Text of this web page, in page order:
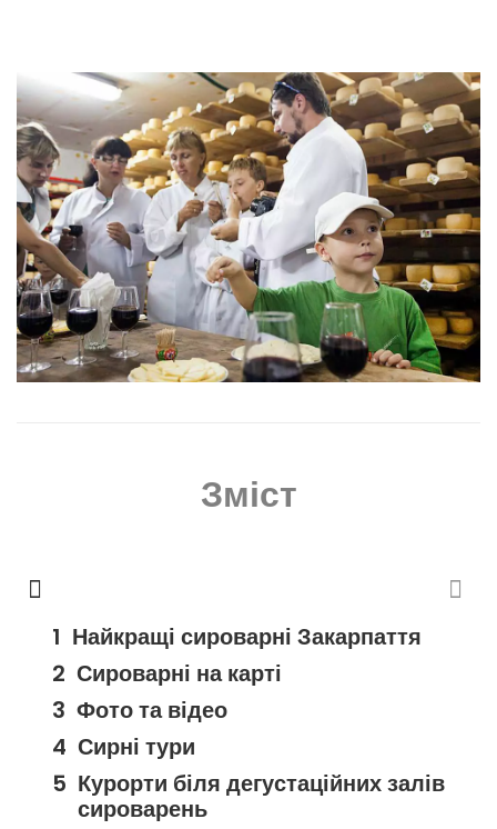
Зміст
Найкращі сироварні Закарпаття
Сироварні на карті
Фото та відео
Сирні тури
Курорти біля дегустаційних залів
сироварень